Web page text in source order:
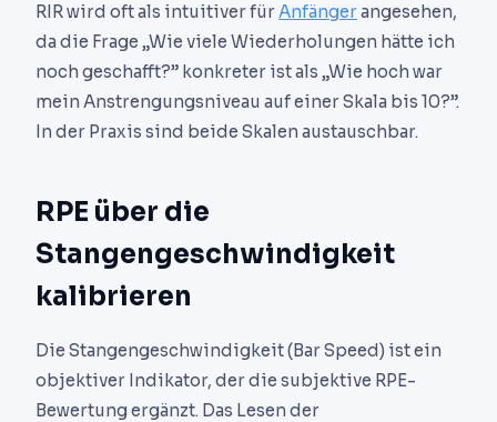
RIR wird oft als intuitiver fürAnfängerangesehen,
da die Frage „Wie viele Wiederholungen hätte ich
noch geschafft?” konkreter ist als „Wie hoch war
mein Anstrengungsniveau auf einer Skala bis 10?”.
In der Praxis sind beide Skalen austauschbar.
RPE über die
Stangengeschwindigkeit
kalibrieren
Die Stangengeschwindigkeit (Bar Speed) ist ein
objektiver Indikator, der die subjektive RPE-
Bewertung ergänzt. Das Lesen der